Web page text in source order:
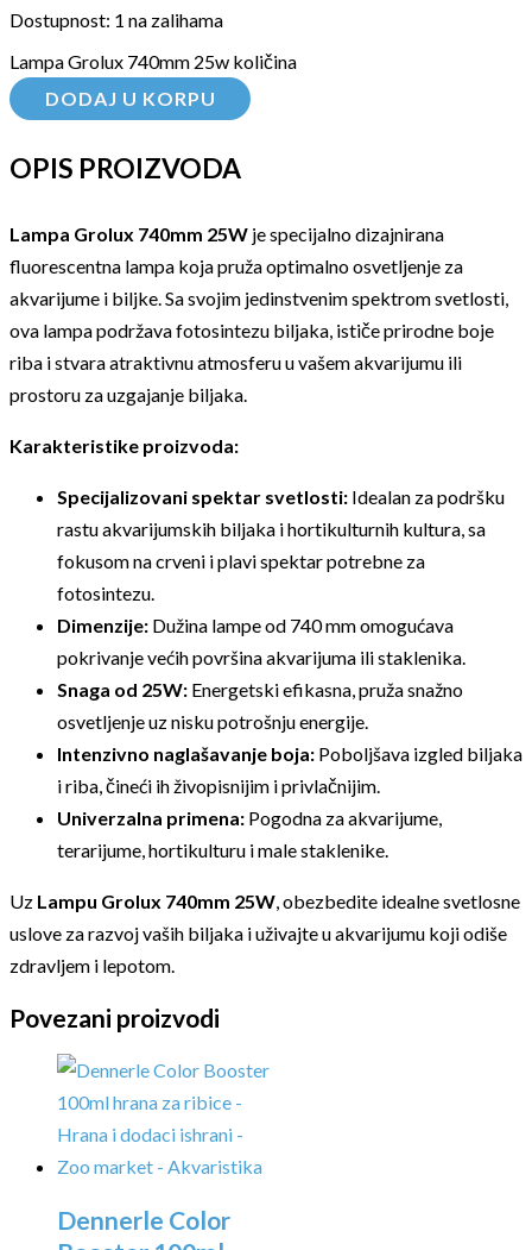
Dostupnost: 1 na zalihama
Lampa Grolux 740mm 25w količina
DODAJ U KORPU
OPIS PROIZVODA
Lampa Grolux 740mm 25W je specijalno dizajnirana
fluorescentna lampa koja pruža optimalno osvetljenje za
akvarijume i biljke. Sa svojim jedinstvenim spektrom svetlosti,
ova lampa podržava fotosintezu biljaka, ističe prirodne boje
riba i stvara atraktivnu atmosferu u vašem akvarijumu ili
prostoru za uzgajanje biljaka.
Karakteristike proizvoda:
Specijalizovani spektar svetlosti: Idealan za podršku
rastu akvarijumskih biljaka i hortikulturnih kultura, sa
fokusom na crveni i plavi spektar potrebne za
fotosintezu.
Dimenzije: Dužina lampe od 740 mm omogućava
pokrivanje većih površina akvarijuma ili staklenika.
Snaga od 25W: Energetski efikasna, pruža snažno
osvetljenje uz nisku potrošnju energije.
Intenzivno naglašavanje boja: Poboljšava izgled biljaka
i riba, čineći ih živopisnijim i privlačnijim.
Univerzalna primena: Pogodna za akvarijume,
terarijume, hortikulturu i male staklenike.
Uz Lampu Grolux 740mm 25W , obezbedite idealne svetlosne
uslove za razvoj vaših biljaka i uživajte u akvarijumu koji odiše
zdravljem i lepotom.
Povezani proizvodi
Dennerle Color